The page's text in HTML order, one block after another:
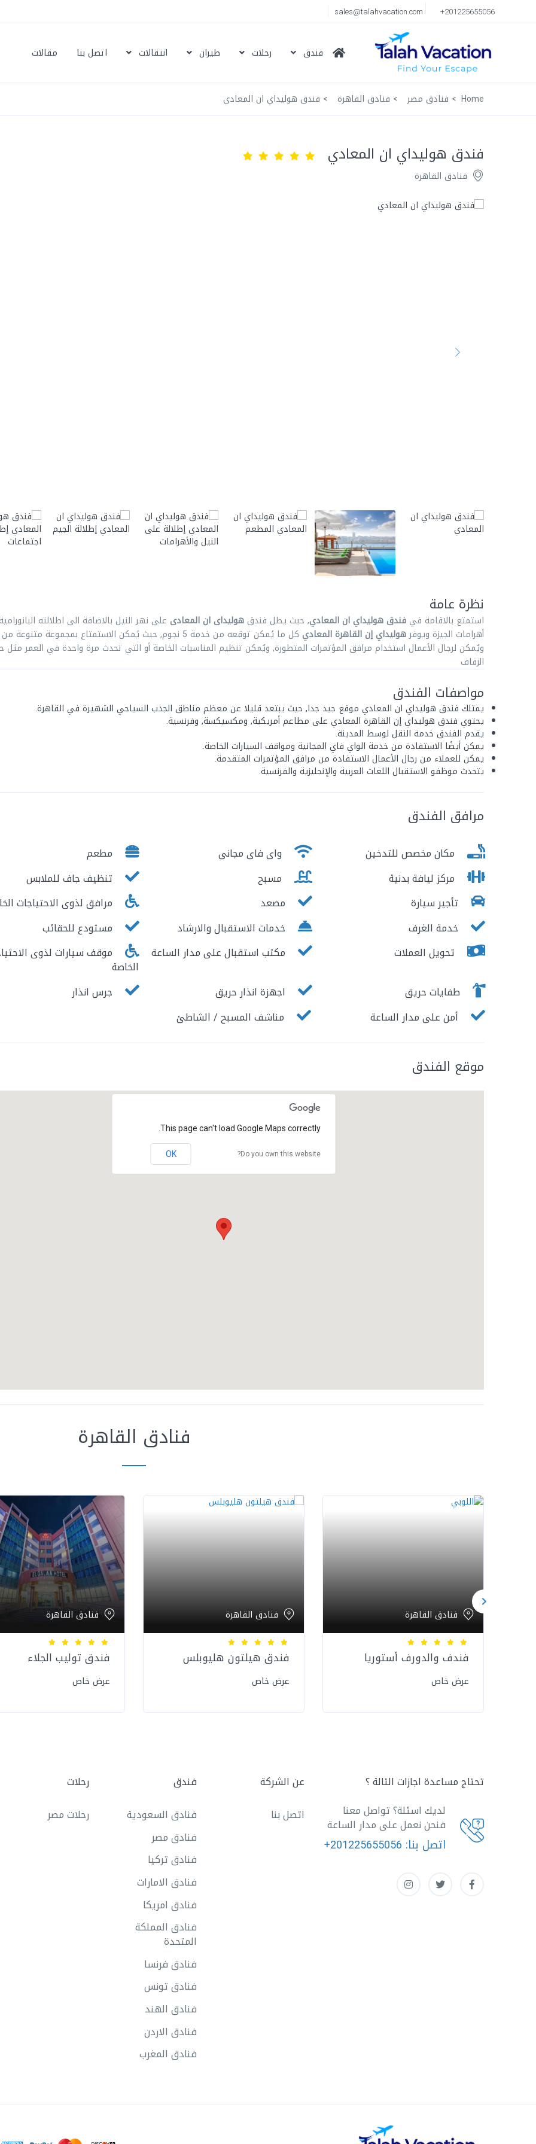
+201225655056
sales@talahvacation.com
فندق رحلات طيران انتقالات اتصل بنا مقالات
Home فنادق مصر فنادق القاهرة فندق هوليداي ان المعادي
فندق هوليداي ان المعادي
فنادق القاهرة
نظرة عامة
استمتع بالاقامة في فندق هوليداي ان المعادي, حيث يطل فندق هوليداى ان المعادى على نهر النيل بالاضافة الى اطلالته
أهرامات الجيزة ويوفرهوليداي إن القاهرة المعادي
كل ما يُمكن توقعه من خدمة 5 نجوم, حيث يُمكن الاستمتاع بمجموعة
ويُمكن لرجال الأعمال استخدام مرافق المؤتمرات المتطورة, ويُمكن تنظيم المناسبات الخاصة أو التي تحدث مرة واحدة في العمر مثل
الزفاف
مواصفات الفندق
يمتلك فندق هوليداي ان المعادي موقع جيد جدا, حيث يبتعد قليلا عن معظم مناطق الجذب السياحي الشهيرة في القاهرة.
يحتوي فندق هوليداي إن القاهرة المعادي على مطاعم أمريكية, ومكسيكسة, وفرنسية.
يقدم الفندق خدمة النقل لوسط المدينة.
يمكن أيضًا الاستفادة من خدمة الواي فاي المجانية ومواقف السيارات الخاصة.
يمكن للعملاء من رجال الأعمال الاستفادة من مرافق المؤتمرات المتقدمة.
يتحدث موظفو الاستقبال اللغات العربية والإنجليزية والفرنسية.
مرافق الفندق
مكان مخصص للتدخين واى فاى مجانى
مطعم
مركز ليافة بدنية
مسبح
تنظيف جاف للملابس
تأجير سيارة
مصعد
مرافق لذوى الاحتياجات
خدمة الغرف
خدمات الاستقبال والارشاد
مستودع للحقائب
تحويل العملات
مكتب استقبال على مدار الساعة موقف سيارات لذوى
الخاصة
طفايات حريق
اجهزة انذار حريق
جرس انذار
أمن على مدار الساعة
مناشف المسبح / الشاطئ
موقع الفندق
This page can't load Google Maps correctly.
Do you own this website?
OK
فنادق القاهرة
فنادق القاهرة
فندف والدورف أستوريا
عرض خاص
فنادق القاهرة
فندق هيلتون هليوبلس
عرض خاص
فنادق القاهرة
فندق توليب الجلاء
عرض خاص
تحتاج مساعدة اجازات التالة ؟
لديك اسئلة؟ تواصل معنا
فنحن نعمل على مدار الساعة
اتصل بنا: +201225655056
عن الشركة
اتصل بنا
فندق
فنادق السعودية
فنادق مصر
فنادق تركيا
فنادق الامارات
فنادق امريكا
فنادق المملكة
المتحدة
فنادق فرنسا
فنادق تونس
فنادق الهند
فنادق الاردن
فنادق المغرب
رحلات
رحلات مصر